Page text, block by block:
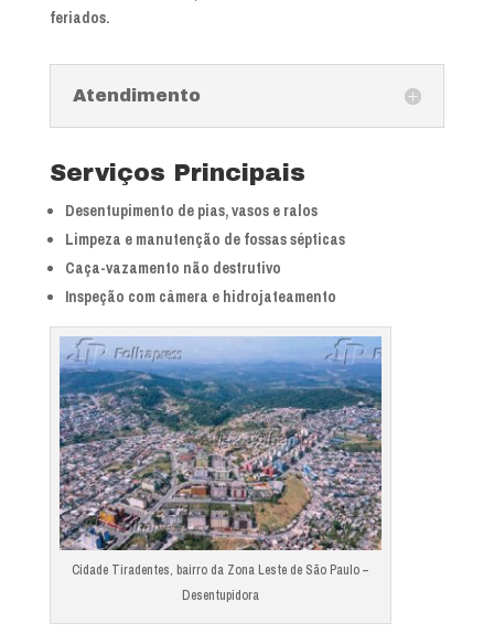
feriados.
Atendimento
Serviços Principais
Desentupimento de pias, vasos e ralos
Limpeza e manutenção de fossas sépticas
Caça-vazamento não destrutivo
Inspeção com câmera e hidrojateamento
Cidade Tiradentes, bairro da Zona Leste de São Paulo –
Desentupidora